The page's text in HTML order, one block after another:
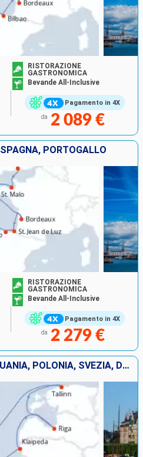
Pagamento in 4X
RISTORAZIONE
GASTRONOMICA
Bevande All-Inclusive
da 2 089 €
PORTOGALLO
Pagamento in 4X
RISTORAZIONE
GASTRONOMICA
Bevande All-Inclusive
da 2 279 €
ESTONIA, LETTONIA, LITUANIA, POLONIA, SVEZIA, DANIMARCA